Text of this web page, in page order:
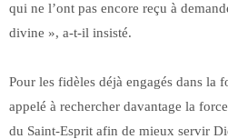
qui ne l’ont pas encore reçu à
divine », a-t-il insisté.
Pour les fidèles déjà engagés dans la
appelé à rechercher davantage la
du Saint-Esprit afin de mieux servir